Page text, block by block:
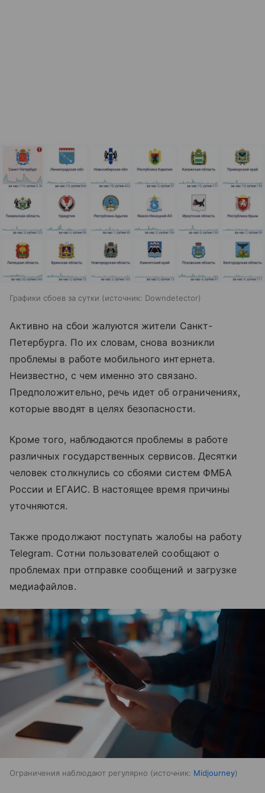
Графики сбоев за сутки источник: Downdetector
Активно на сбои жалуются жители Санкт-
Петербурга. По их словам, снова возникли
проблемы в работе мобильного интернета.
Неизвестно, с чем именно это связано.
Предположительно, речь идет об ограничениях,
которые вводят в целях безопасности.
Кроме того, наблюдаются проблемы в работе
различных государственных сервисов. Десятки
человек столкнулись со сбоями систем ФМБА
России и ЕГАИС. В настоящее время причины
уточняются.
Также продолжают поступать жалобы на работу
Telegram. Сотни пользователей сообщают о
проблемах при отправке сообщений и загрузке
медиафайлов.
Ограничения наблюдают регулярно источник: Midjourney